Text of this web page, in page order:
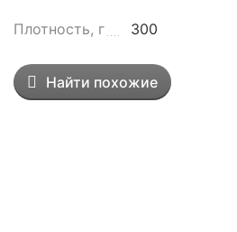
и
м
и
Плотность, г 300
Найти похожие